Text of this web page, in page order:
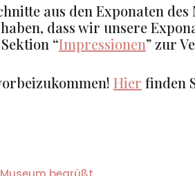
aus den Exponaten
dass wir unsere
“Impressionen” zur
Hier finden